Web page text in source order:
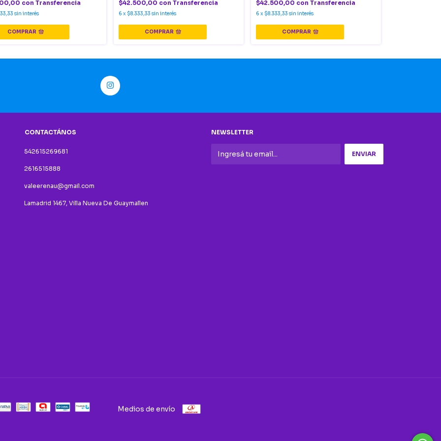
con Transferencia
sin interés
COMPRAR
$42.500,00 con Transferencia
6 x $8.333,33 sin interés
COMPRAR
$42.500,00 con Transferencia
6 x $8.333,33 sin interés
COMPRAR
CONTACTÁNOS
542615269681
2616515888
valeerenau@gmail.com
Lamadrid 1467, Villa Nueva De Guaymallen
NEWSLETTER
Medios de envío